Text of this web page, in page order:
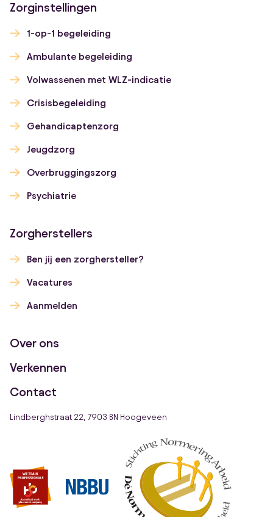
Zorginstellingen
1-op-1 begeleiding
Ambulante begeleiding
Volwassenen met WLZ-indicatie
Crisisbegeleiding
Gehandicaptenzorg
Jeugdzorg
Overbruggingszorg
Psychiatrie
Zorgherstellers
Ben jij een zorghersteller?
Vacatures
Aanmelden
Over ons
Verkennen
Contact
Lindberghstraat 22, 7903 BN Hoogeveen